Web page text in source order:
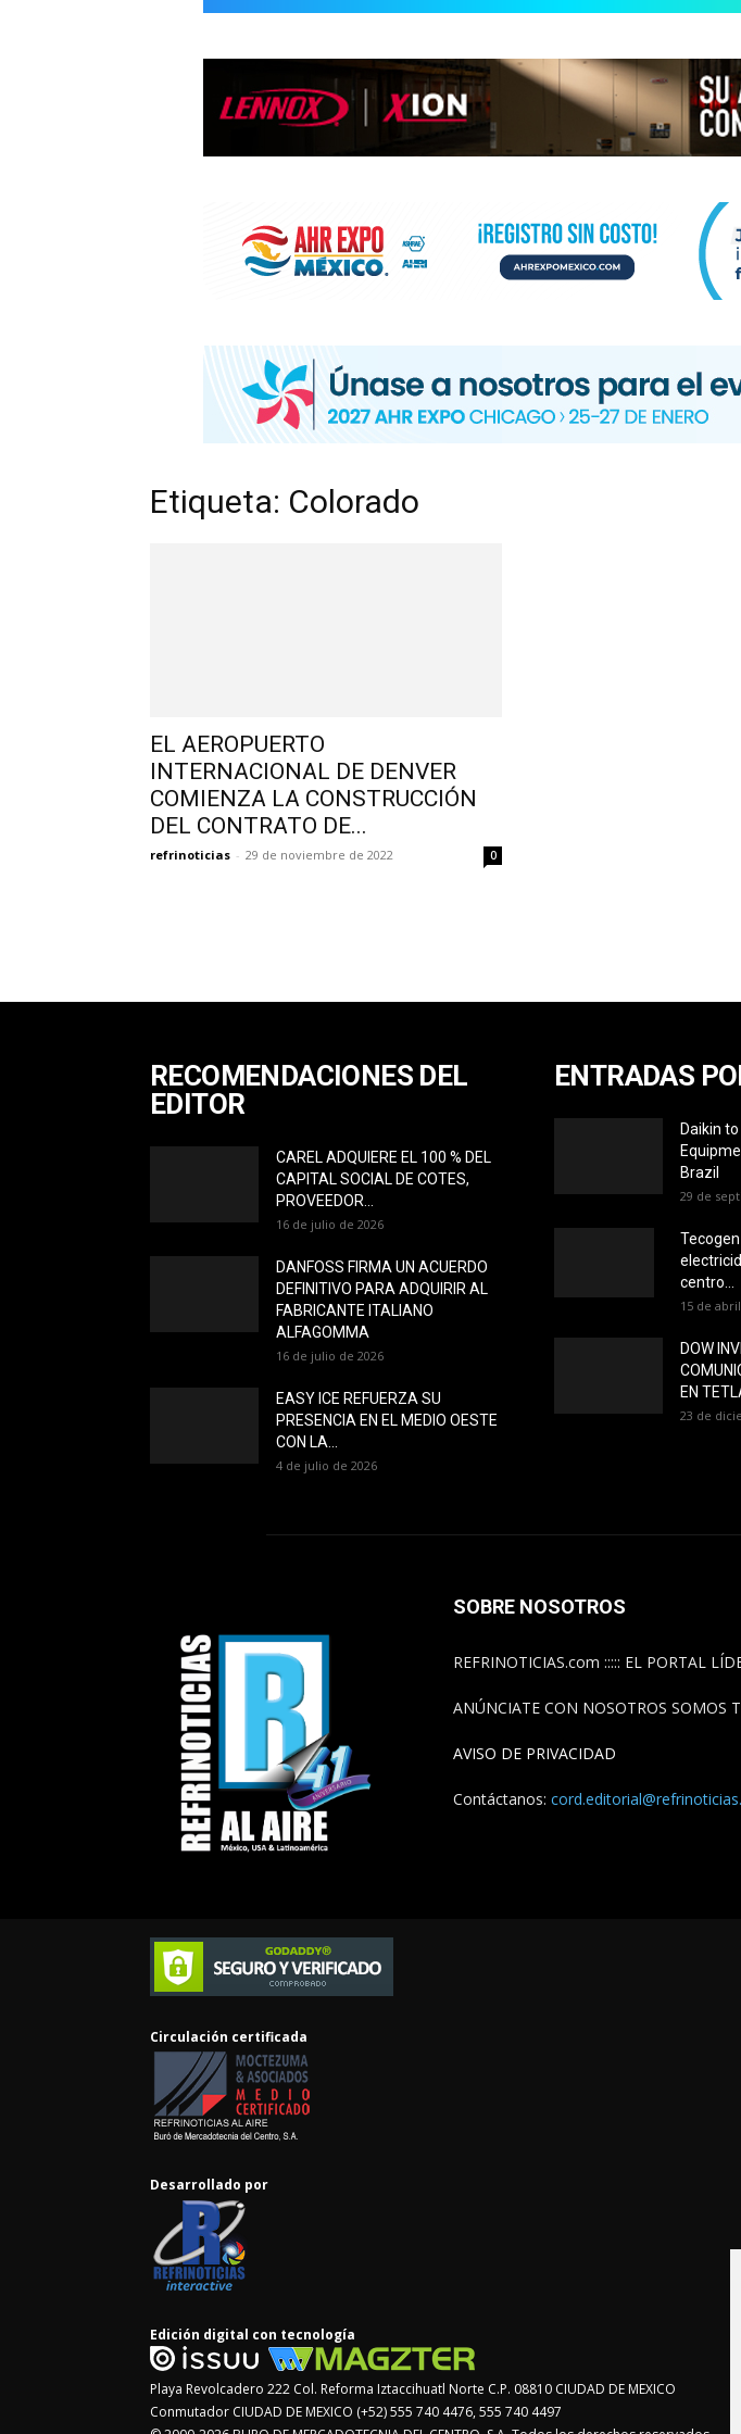
INFORMACIÓN
HVAC/R
DE
Etiqueta: Colorado
EL AEROPUERTO
INTERNACIONAL DE DENVER
COMIENZA LA CONSTRUCCIÓN
DEL CONTRATO DE...
refrinoticias - 29 de noviembre de 2022 0
RECOMENDACIONES DEL
EDITOR
CAREL ADQUIERE EL 100 % DEL
CAPITAL SOCIAL DE COTES,
PROVEEDOR...
16 de julio de 2026
DANFOSS FIRMA UN ACUERDO
DEFINITIVO PARA ADQUIRIR AL
FABRICANTE ITALIANO
ALFAGOMMA
16 de julio de 2026
EASY ICE REFUERZA SU
PRESENCIA EN EL MEDIO OESTE
CON LA...
4 de julio de 2026
ENTRADAS
Daikin
Brazil
29 de
centro...
15 de
DOW
EN
23 de
SOBRE NOSOTROS
REFRINOTICIAS.com ::::: EL PORTAL
ANÚNCIATE CON NOSOTROS SOMOS
AVISO DE PRIVACIDAD
Contáctanos:
Circulación certificada
Desarrollado por
Edición digital con tecnología
Playa Revolcadero 222 Col. Reforma Iztaccihuatl Norte C.P. 08810 CIUDAD DE MEXICO
Conmutador CIUDAD DE MEXICO (+52) 555 740 4476, 555 740 4497